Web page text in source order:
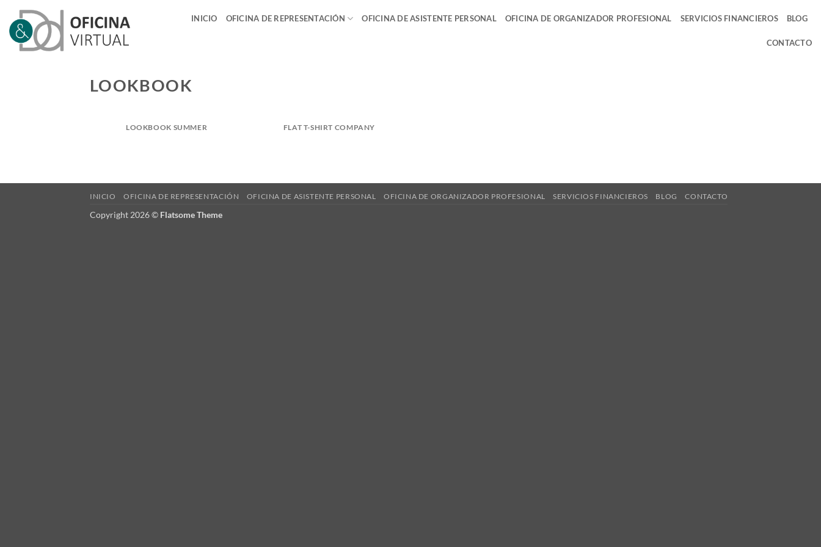
Saltar
contenido
INICIO OFICINA DE REPRESENTACIÓN OFICINA DE ASISTENTE PERSONAL OFICINA DE ORGANIZADOR PROFESIONAL SERVICIOS FINANCIEROS BLOG
CONTACTO
LOOKBOOK
LOOKBOOK SUMMER FLAT T-SHIRT COMPANY
INICIO OFICINA DE REPRESENTACIÓN OFICINA DE ASISTENTE PERSONAL OFICINA DE ORGANIZADOR PROFESIONAL SERVICIOS FINANCIEROS BLOG CONTACTO
Copyright 2026 © Flatsome Theme